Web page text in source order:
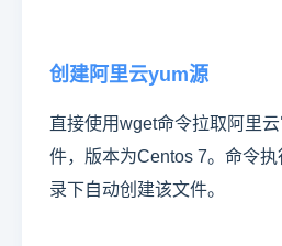
创建阿里云yum源
直接使用wget命令拉取阿里
件，版本为Centos 7。命令
录下自动创建该文件。